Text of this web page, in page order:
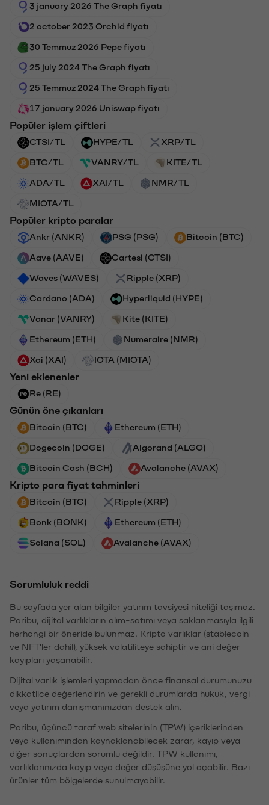
3 january 2026 The Graph fiyatı
2 october 2023 Orchid fiyatı
30 Temmuz 2026 Pepe fiyatı
25 july 2024 The Graph fiyatı
25 Temmuz 2024 The Graph fiyatı
17 january 2026 Uniswap fiyatı
Popüler işlem çiftleri
CTSI/TL HYPE/TL XRP/TL
BTC/TL VANRY/TL KITE/TL
ADA/TL XAI/TL NMR/TL
MIOTA/TL
Popüler kripto paralar
Ankr (ANKR) PSG (PSG) Bitcoin (BTC)
Aave (AAVE) Cartesi (CTSI)
Waves (WAVES) Ripple (XRP)
Cardano (ADA) Hyperliquid (HYPE)
Vanar (VANRY) Kite (KITE)
Ethereum (ETH) Numeraire (NMR)
Xai (XAI) IOTA (MIOTA)
Yeni eklenenler
Re (RE)
Günün öne çıkanları
Bitcoin (BTC) Ethereum (ETH)
Dogecoin (DOGE) Algorand (ALGO)
Bitcoin Cash (BCH) Avalanche (AVAX)
Kripto para fiyat tahminleri
Bitcoin (BTC) Ripple (XRP)
Bonk (BONK) Ethereum (ETH)
Solana (SOL) Avalanche (AVAX)
Sorumluluk reddi
Bu sayfada yer alan bilgiler yatırım tavsiyesi niteliği taşımaz.
Paribu, dijital varlıkların alım-satımı veya saklanmasıyla ilgili
herhangi bir öneride bulunmaz. Kripto varlıklar (stablecoin
ve NFT'ler dahil), yüksek volatiliteye sahiptir ve ani değer
kayıpları yaşanabilir.
Dijital varlık işlemleri yapmadan önce finansal durumunuzu
dikkatlice değerlendirin ve gerekli durumlarda hukuk, vergi
veya yatırım danışmanınızdan destek alın.
Paribu, üçüncü taraf web sitelerinin (TPW) içeriklerinden
veya kullanımından kaynaklanabilecek zarar, kayıp veya
diğer sonuçlardan sorumlu değildir. TPW kullanımı,
varlıklarınızda kayıp veya değer düşüşüne yol açabilir. Bazı
ürünler tüm bölgelerde sunulmayabilir.